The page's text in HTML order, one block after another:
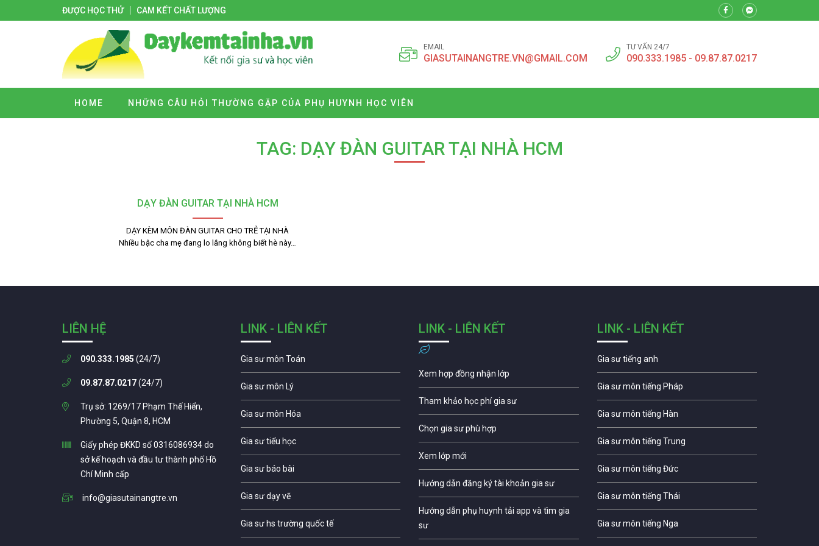
ĐƯỢC HỌC THỬ CAM KẾT CHẤT LƯỢNG
EMAIL
GIASUTAINANGTRE.VN@GMAIL.COM
TƯ VẤN 24/7
090.333.1985 - 09.87.87.0217
HOME NHỮNG CÂU HỎI THƯỜNG GẶP CỦA PHỤ HUYNH HỌC VIÊN
TAG: DẠY ĐÀN GUITAR TẠI NHÀ HCM
DẠY ĐÀN GUITAR TẠI NHÀ HCM
DẠY KÈM MÔN ĐÀN GUITAR CHO TRẺ TẠI NHÀ
Nhiều bậc cha mẹ đang lo lắng không biết hè này…
LIÊN HỆ
090.333.1985 (24/7)
09.87.87.0217(24/7)
Trụ sở: 1269/17 Phạm Thế Hiển,
Phường 5, Quận 8, HCM
Giấy phép ĐKKD số 0316086934 do
sở kế hoạch và đầu tư thành phố Hồ
Chí Minh cấp
info@giasutainangtre.vn
LINK - LIÊN KẾT
Gia sư môn Toán
Gia sư môn Lý
Gia sư môn Hóa
Gia sư tiểu học
Gia sư báo bài
Gia sư dạy vẽ
Gia sư hs trường quốc tế
LINK - LIÊN KẾT
Xem hợp đồng nhận lớp
Tham khảo học phí gia sư
Chọn gia sư phù hợp
Xem lớp mới
Hướng dẫn đăng ký tài khoản gia sư
Hướng dẫn phụ huynh tải app và tìm gia
sư
LINK - LIÊN KẾT
Gia sư tiếng anh
Gia sư môn tiếng Pháp
Gia sư môn tiếng Hàn
Gia sư môn tiếng Trung
Gia sư môn tiếng Đức
Gia sư môn tiếng Thái
Gia sư môn tiếng Nga